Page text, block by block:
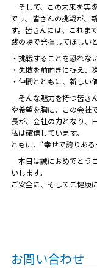
そして、この未来を実
です。皆さんの挑戦が、
す。皆さんには、これま
践の場で発揮してほしい
・挑戦することを恐れな
・失敗を前向きに捉え、
・仲間とともに、新しい
そんな魅力を持つ皆さ
や希望を胸に、この会社
長が、会社の力となり、
私は確信しています。
ともに、“幸せで誇りあ
本日は誠におめでとう
いします。
ご安全に、そしてご健康
お問い合わせ